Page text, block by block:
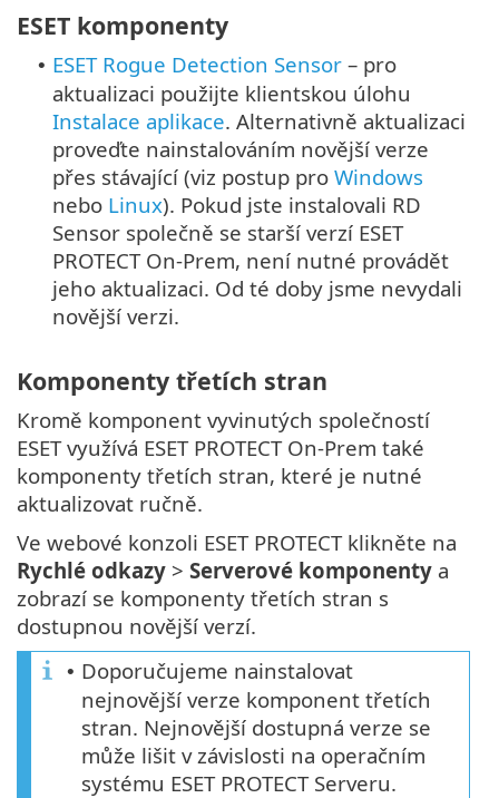
ESET komponenty
• ESET Rogue Detection Sensor – pro
aktualizaci použijte klientskou úlohu
Instalace aplikace. Alternativně aktualizaci
proveďte nainstalováním novější verze
přes stávající (viz postup pro Windows
nebo Linux). Pokud jste instalovali RD
Sensor společně se starší verzí ESET
PROTECT On-Prem, není nutné provádět
jeho aktualizaci. Od té doby jsme nevydali
novější verzi.
Komponenty třetích stran
Kromě komponent vyvinutých společností
ESET využívá ESET PROTECT On-Prem také
komponenty třetích stran, které je nutné
aktualizovat ručně.
Ve webové konzoli ESET PROTECT klikněte na
Rychlé odkazy > Serverové komponenty a
zobrazí se komponenty třetích stran s
dostupnou novější verzí.
• Doporučujeme nainstalovat
nejnovější verze komponent třetích
stran. Nejnovější dostupná verze se
může lišit v závislosti na operačním
systému ESET PROTECT Serveru.